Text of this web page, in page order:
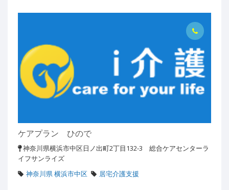
ケアプラン ひので
神奈川県横浜市中区日ノ出町2丁目132-3 総合ケアセンターラ
イフサンライズ
神奈川県 横浜市中区
居宅介護支援